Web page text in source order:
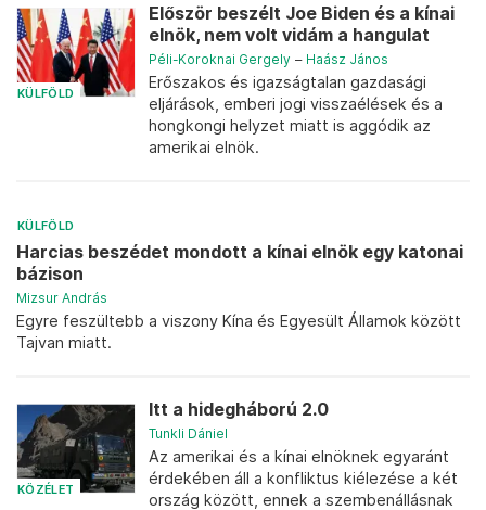
KÜLFÖLD
Először beszélt Joe Biden és a kínai
elnök, nem volt vidám a hangulat
Péli-Koroknai Gergely – Haász János
Erőszakos és igazságtalan gazdasági
eljárások, emberi jogi visszaélések és a
hongkongi helyzet miatt is aggódik az
amerikai elnök.
KÜLFÖLD
Harcias beszédet mondott a kínai elnök egy katonai
bázison
Mizsur András
Egyre feszültebb a viszony Kína és Egyesült Államok között
Tajvan miatt.
KÖZÉLET
Itt a hidegháború 2.0
Tunkli Dániel
Az amerikai és a kínai elnöknek egyaránt
érdekében áll a konfliktus kiélezése a két
ország között, ennek a szembenállásnak